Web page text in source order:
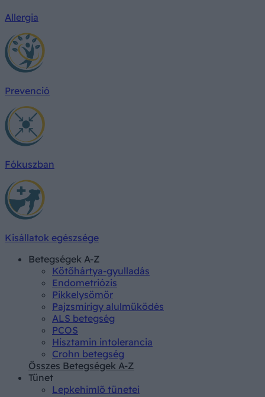
Allergia
Prevenció
Fókuszban
Kisállatok egészsége
Betegségek A-Z
Kötőhártya-gyulladás
Endometriózis
Pikkelysömör
Pajzsmirigy alulműködés
ALS betegség
PCOS
Hisztamin intolerancia
Crohn betegség
Összes Betegségek A-Z
Tünet
Lepkehimlő tünetei